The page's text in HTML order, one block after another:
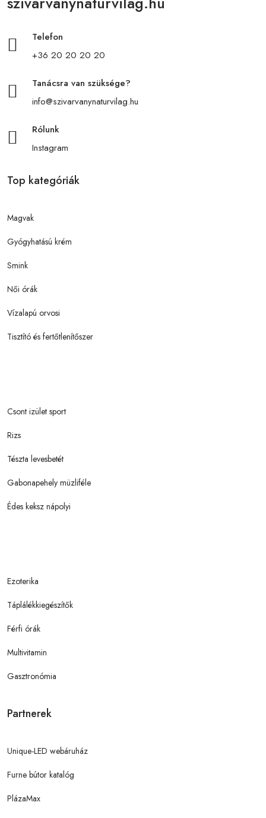
Telefon
+36 20 20 20 20
Tanácsra van szüksége?
info@szivarvanynaturvilag.hu
Rólunk
Instagram
Top kategóriák
Magvak
Gyógyhatású krém
Smink
Női órák
Vízalapú orvosi
Tisztító és fertőtlenítőszer
Csont izület sport
Rizs
Tészta levesbetét
Gabonapehely müzliféle
Édes keksz nápolyi
Ezoterika
Táplálékkiegészítők
Férfi órák
Multivitamin
Gasztronómia
Partnerek
Unique-LED webáruház
Furne bútor katalóg
PlázaMax